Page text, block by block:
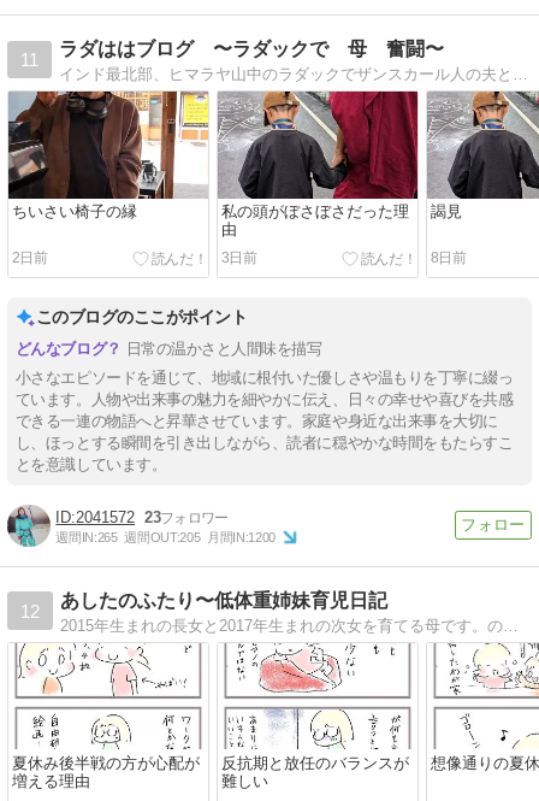
11
ラダははブログ 〜ラダックで 母 奮闘〜
ちいさい椅子の縁
2日前
私の頭がぼさぼさだった理
由
3日前
謁見
8日前
このブログのここがポイント
日常の温かさと人間味を描写
小さなエピソードを通じて、地域に根付いた優しさや温もりを丁寧に綴っ
ています。人物や出来事の魅力を細やかに伝え、日々の幸せや喜びを共感
できる一連の物語へと昇華させています。家庭や身近な出来事を大切に
し、ほっとする瞬間を引き出しながら、読者に穏やかな時間をもたらすこ
とを意識しています。
2041572 23
週間IN:265 週間OUT:205 月間IN:1200
12
あしたのふたり〜低体重姉妹育児日記
2015年生まれの長女と2017年生まれの次女を育てる母です。のんびり日々を絵日記で綴ります。
夏休み後半戦の方が心配が
増える理由
反抗期と放任のバランスが
難しい
想像通りの夏